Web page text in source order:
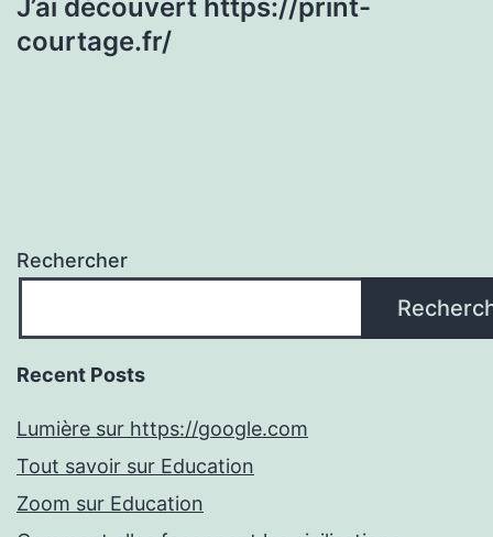
J’ai découvert https://print-
courtage.fr/
Rechercher
Recent Posts
Lumière sur https://google.com
Tout savoir sur Education
Zoom sur Education